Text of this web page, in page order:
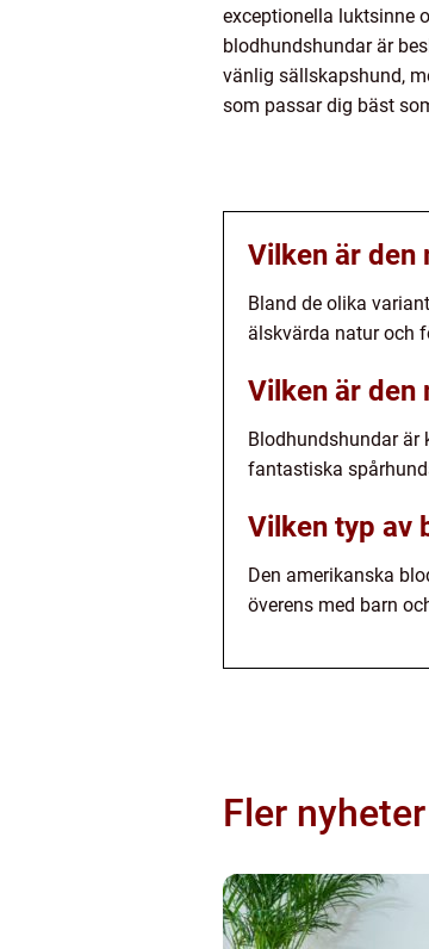
exceptionella luktsinne
blodhundshundar är
vänlig sällskapshund,
som passar dig bäst
Vilken är den
Bland de olika
älskvärda natur och
Vilken är den
Blodhundshundar är
fantastiska
Vilken typ av
Den amerikanska
överens med barn
Fler nyheter